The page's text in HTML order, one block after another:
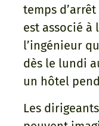
temps
est associé à
l’ingénieur
dès le lundi
un hôtel
Les